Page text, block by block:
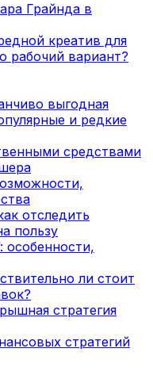
Грайнда в
креатив для
рабочий вариант?
выгодная
и редкие
средствами
отследить
пользу
особенности,
ли стоит
стратегия
стратегий